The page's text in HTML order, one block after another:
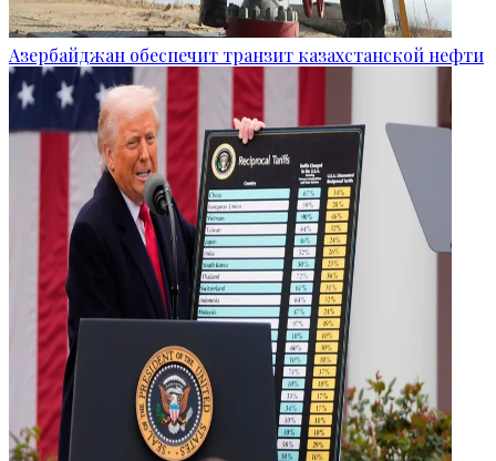
Азербайджан обеспечит транзит казахстанской нефти